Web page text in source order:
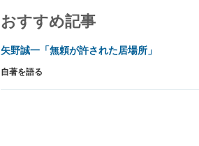
おすすめ記事
矢野誠一「無頼が許された居場所」
自著を語る